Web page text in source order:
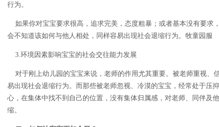
行为。
如果你对宝宝要求很高，追求完美，态度粗暴；或者基本没有要求
会不知道该如何与他人相处，同样容易出现社会退缩行为。牧童园服
3.环境因素影响宝宝的社会交往能力发展
对于刚上幼儿园的宝宝来说，老师的作用尤其重要。被老师重视、
易出现社会退缩行为。而那些被老师忽视、冷漠的宝宝，经常处于压
心，在集体中找不到自己的位置，没有集体归属感，对老师、同伴及
缩。